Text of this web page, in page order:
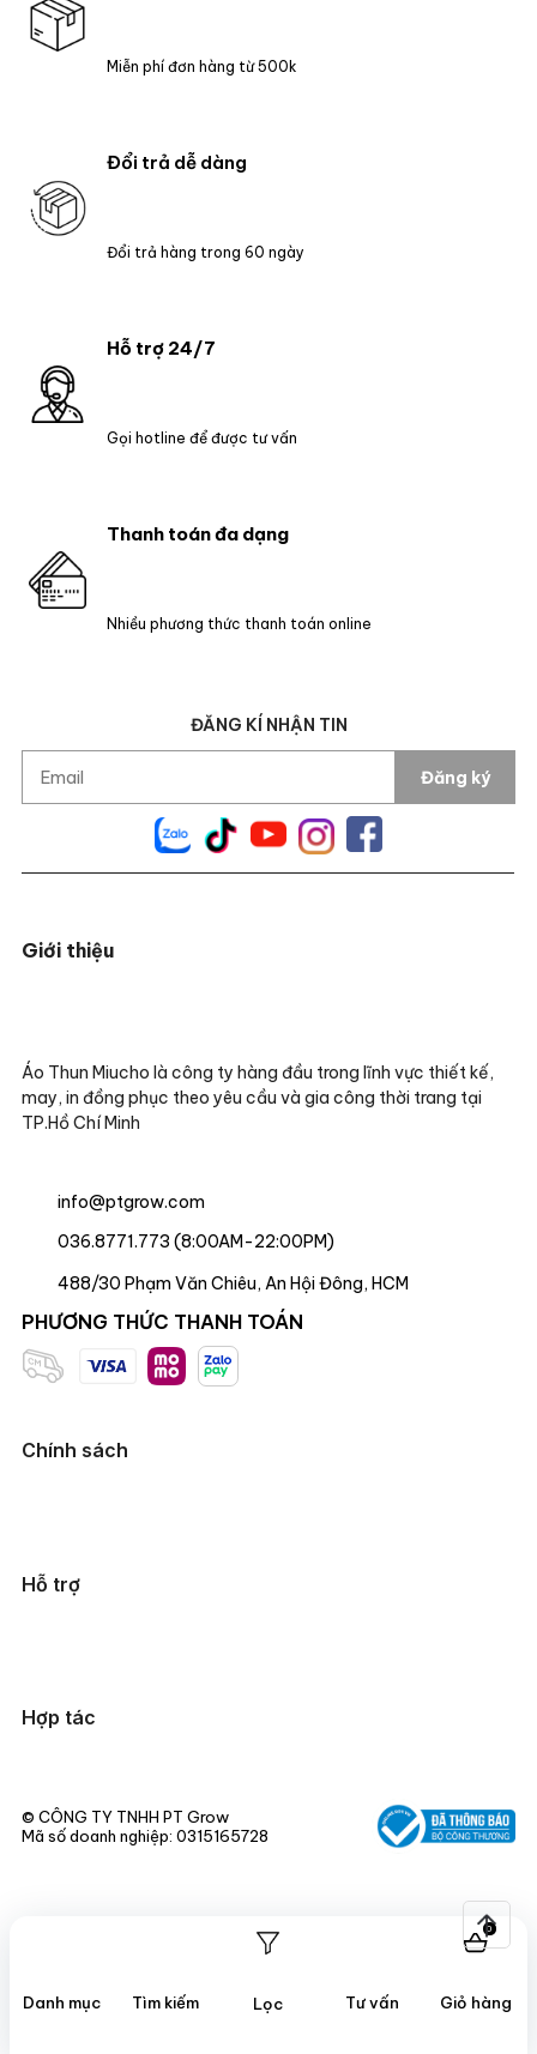
Đổi trả dễ dàng
Đổi trả hàng trong 60 ngày
Hỗ trợ 24/7
Gọi hotline để được tư vấn
Thanh toán đa dạng
Nhiều phương thức thanh toán online
Miễn phí đơn hàng từ 500k
© CÔNG TY TNHH PT Grow
Mã số doanh nghiệp: 0315165728
ĐĂNG KÍ NHẬN TIN
Đăng ký
Chính sách
Hỗ trợ
Hợp tác
Giới thiệu
Áo Thun Miucho là công ty hàng đầu trong lĩnh vực thiết kế,
may, in đồng phục theo yêu cầu và gia công thời trang tại
TP.Hồ Chí Minh
info@ptgrow.com
036.8771.773 (8:00AM-22:00PM)
488/30 Phạm Văn Chiêu, An Hội Đông, HCM
PHƯƠNG THỨC THANH TOÁN
Tìm kiếm
Danh mục Tư vấn Giỏ hàng
0
Lọc